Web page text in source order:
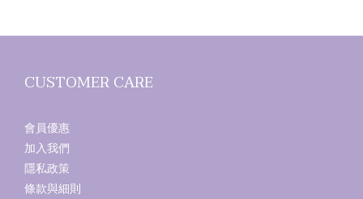
CUSTOMER CARE
會員優惠
加入我們
隱私政策
條款與細則